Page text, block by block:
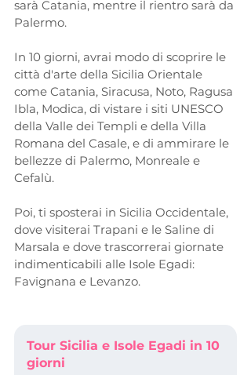
sarà Catania, mentre il rientro sarà da
Palermo.
In 10 giorni, avrai modo di scoprire le
città d'arte della Sicilia Orientale
come Catania, Siracusa, Noto, Ragusa
Ibla, Modica, di vistare i siti UNESCO
della Valle dei Templi e della Villa
Romana del Casale, e di ammirare le
bellezze di Palermo, Monreale e
Cefalù.
Poi, ti sposterai in Sicilia Occidentale,
dove visiterai Trapani e le Saline di
Marsala e dove trascorrerai giornate
indimenticabili alle Isole Egadi:
Favignana e Levanzo.
Tour Sicilia e Isole Egadi in 10
giorni